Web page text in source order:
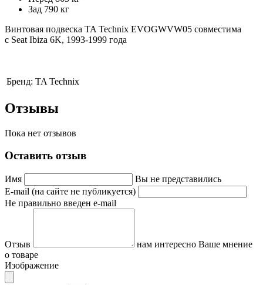
Зад 790 кг
Винтовая подвеска TA Technix EVOGWVW05 совместима
с Seat Ibiza 6K, 1993-1999 года
Бренд: TA Technix
Отзывы
Пока нет отзывов
Оставить отзыв
Имя
Вы не представились
E-mail (на сайте не публикуется)
Не правильно введен e-mail
Отзыв
нам интересно Ваше мнение
о товаре
Изображение